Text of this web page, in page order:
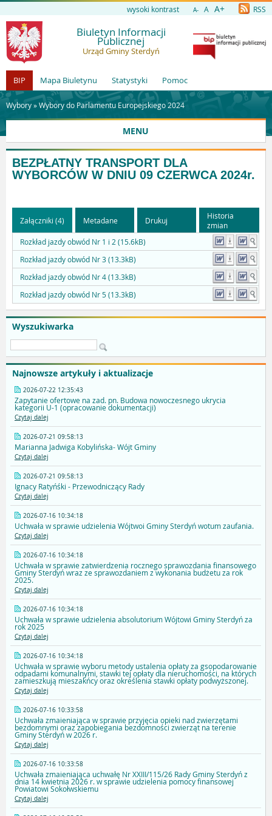
wysoki kontrast A- A A+ RSS
Biuletyn Informacji
Publicznej
Urząd Gminy Sterdyń
BIP Mapa Biuletynu Statystyki Pomoc
Wybory »Wybory do Parlamentu Europejskiego 2024
MENU
Wyszukiwarka
Najnowsze artykuły i aktualizacje
2026-07-22 12:35:43
Zapytanie ofertowe na zad. pn. Budowa nowoczesnego ukrycia
kategorii U-1 (opracowanie dokumentacji)
Czytaj dalej
2026-07-21 09:58:13
Marianna Jadwiga Kobylińska- Wójt Gminy
Czytaj dalej
2026-07-21 09:58:13
Ignacy Ratyńśki - Przewodniczący Rady
Czytaj dalej
2026-07-16 10:34:18
Uchwała w sprawie udzielenia Wójtwoi Gminy Sterdyń wotum zaufania.
Czytaj dalej
2026-07-16 10:34:18
Uchwała w sprawie zatwierdzenia rocznego sprawozdania finansowego
Gminy Sterdyń wraz ze sprawozdaniem z wykonania budżetu za rok
2025.
Czytaj dalej
2026-07-16 10:34:18
Uchwała w sprawie udzielenia absolutorium Wójtowi Gminy Sterdyń za
rok 2025
Czytaj dalej
2026-07-16 10:34:18
Uchwała w sprawie wyboru metody ustalenia opłaty za gsopodarowanie
odpadami komunalnymi, stawki tej opłaty dla nieruchomości, na których
zamieszkują mieszakńcy oraz określenia stawki opłaty podwyższonej.
Czytaj dalej
2026-07-16 10:33:58
Uchwała zmaieniająca w sprawie przyjęcia opieki nad zwierzętami
bezdomnymi oraz zapobiegania bezdomności zwierząt na terenie
Gminy Sterdyń w 2026 r.
Czytaj dalej
2026-07-16 10:33:58
Uchwała zmaieniająca uchwałę Nr XXIII/115/26 Rady Gminy Sterdyń z
dnia 14 kwietnia 2026 r. w sprawie udzielenia pomocy finansowej
Powiatowi Sokołwskiemu
Czytaj dalej
BEZPŁATNY TRANSPORT DLA
WYBORCÓW W DNIU 09 CZERWCA 2024r.
Załączniki (4) Metadane Drukuj
Historia
zmian
Rozkład jazdy obwód Nr 1 i 2 (15.6kB)
Rozkład jazdy obwód Nr 3 (13.3kB)
Rozkład jazdy obwód Nr 4 (13.3kB)
Rozkład jazdy obwód Nr 5 (13.3kB)